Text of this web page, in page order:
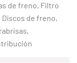
de freno, Filtro
de freno,